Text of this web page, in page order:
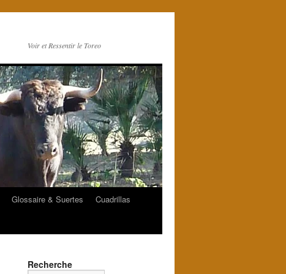
Voir et Ressentir le Toreo
Glossaire & Suertes
Cuadrillas
Recherche